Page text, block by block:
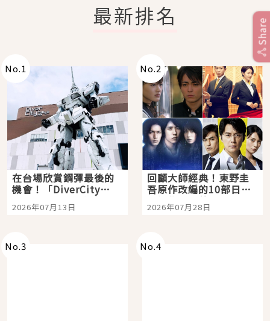
最新排名
No.1
在台場欣賞鋼彈最後的
機會！「DiverCity
Tokyo Plaza」搭船、
購物、美食及夜景，一
2026年07月13日
No.2
回顧大師經典！東野圭
吾原作改編的10部日本
影視作品推薦
2026年07月28日
No.3 No.4
Share